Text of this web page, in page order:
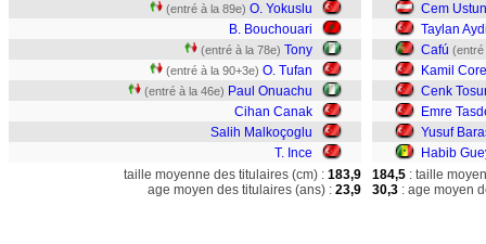
(entré à la 89e) O. Yokuslu
B. Bouchouari
(entré à la 78e) Tony
(entré à la 90+3e) O. Tufan
(entré à la 46e) Paul Onuachu
Cihan Canak
Salih Malkoçoglu
T. Ince
Cem
Taylan
Cafú (entré
Kamil
Cenk
Emre
Yusuf
Habib
taille moyenne des titulaires (cm) : 183,9
age moyen des titulaires (ans) : 23,9
184,5 : taille
30,3 : age moyen